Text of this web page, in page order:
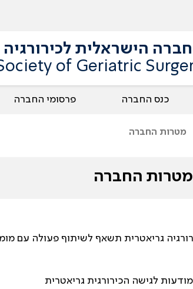
הישראלית
of Geriatric
כנס החברה פרסומי החברה
מטרות החברה
מטרות החברה
גריאטרית תשאף לשיתוף פעולה עם
לגישה הכירורגית גריאטרית